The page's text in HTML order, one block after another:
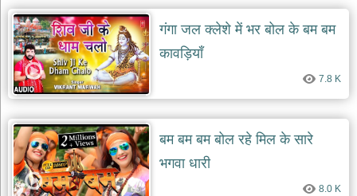
dev
bhajans
आज
का
भजन
bhajan
of
day
भजन
जोड़ें
add
bhajans
गंगा जल क्लेशे में भर बोल के बम बम
कावड़ियाँ
7.8 K
बम बम बम बोल रहे मिल के सारे
भगवा धारी
8.0 K